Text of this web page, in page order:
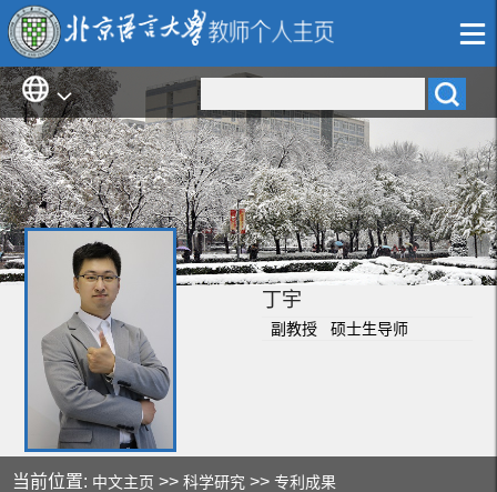
丁宇
副教授 硕士生导师
当前位置: 中文主页 >>科学研究 >>专利成果